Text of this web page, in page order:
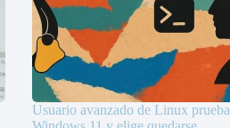
Usuario avanzado de Linux prueba